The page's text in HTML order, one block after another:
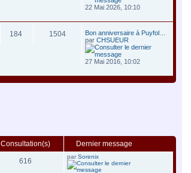
22 Mai 2026, 10:10
184 1504
Bon anniversaire à Puyfol…
par CHSUEUR
27 Mai 2016, 10:02
Consultation(s) Dernier message
616
par Sorenix